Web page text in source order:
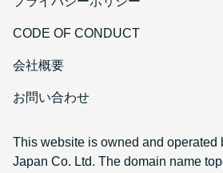
CODE OF CONDUCT
会社概要
お問い合わせ
This website is owned and operated
Japan Co. Ltd. The domain name